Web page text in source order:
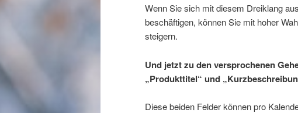
Wenn Sie sich mit diesem Dreiklang
beschäftigen, können Sie mit hoher
steigern.
Und jetzt zu den versprochenen
„Produkttitel“ und
Diese beiden Felder können pro